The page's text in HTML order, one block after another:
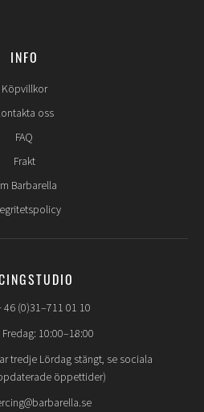
INFO
Köpvillkor
oss
FAQ
Frakt
Barbarella
46 (0)31–711 01 10
10:00–18:00
tredje Lördag stängt, se sociala
öppettider)